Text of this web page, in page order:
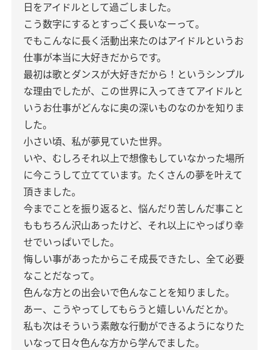
日をアイドルとして過ごしました。
こう数字にするとすっごく長いなーって。
でもこんなに長く活動出来たのはアイドルというお
仕事が本当に大好きだからです。
最初は歌とダンスが大好きだから！というシンプル
な理由でしたが、この世界に入ってきてアイドルと
いうお仕事がどんなに奥の深いものなのかを知りま
した。
小さい頃、私が夢見ていた世界。
いや、むしろそれ以上で想像もしていなかった場所
に今こうして立てています。たくさんの夢を叶えて
頂きました。
今までことを振り返ると、悩んだり苦しんだ事こと
ももちろん沢山あったけど、それ以上にやっぱり幸
せでいっぱいでした。
悔しい事があったからこそ成長できたし、全て必要
なことだなって。
色んな方との出会いで色んなことを知りました。
あー、こうやってしてもらうと嬉しいんだとか。
私も次はそういう素敵な行動ができるようになりた
いなって日々色んな方から学んでました。